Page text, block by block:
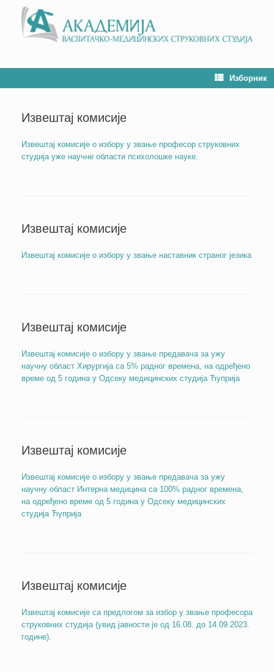
Изборник
Извештај комисије
Извештај комисије о избору у звање професор струковних
студија уже научне области психолошке науке.
Извештај комисије
Извештај комисије о избору у звање наставник страног језика
Извештај комисије
Извештај комисије о избору у звање предавача за ужу
научну област Хирургија са 5% радног времена, на одређено
време од 5 година у Одсеку медицинских студија Ћуприја
Извештај комисије
Извештај комисије о избору у звање предавача за ужу
научну област Интерна медицина са 100% радног времена,
на одређено време од 5 година у Одсеку медицинских
студија Ћуприја
Извештај комисије
Извештај комисије са предлогом за избор у звање професора
струковних студија (увид јавности је од 16.08. до 14.09.2023.
године).